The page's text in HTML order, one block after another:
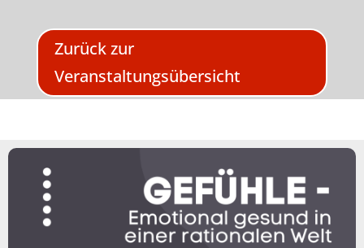
Zurück zur
Veranstaltungsübersicht